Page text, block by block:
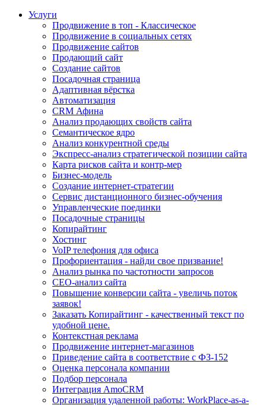
Услуги
Продвижение в топ - Классическое
Продвижение в социальных сетях
Продвижение сайтов
Продающий сайт
Создание сайтов
Посадочная страница
Адаптивная вёрстка
Автоматизация
CRM Афина
Анализ продающих свойств сайта
Семантическое ядро
Анализ конкурентной среды
Экспресс-анализ стратегической позиции сайта
Карта рисков сайта и контр-мер
Бизнес-модель
Создание интернет-стратегии
Сервис дистанционного бизнес-обучения
Управленческие поединки
Посадочные страницы
Копирайтинг
Хостинг
VoIP телефония для офиса
Профориентация - найди свое призвание!
Анализ рынка по частотности запросов
СЕО-анализ сайта
Повышение конверсии сайта - увеличь поток
заявок!
Заказать Копирайтинг - качественный текст по
удобной цене.
Контекстная реклама
Продвижение интернет-магазинов
Приведение сайта в соответствие с ФЗ-152
Оценка персонала компании
Подбор персонала
Интеграция AmoCRM
Организация удаленной работы: WorkPlace-as-a-